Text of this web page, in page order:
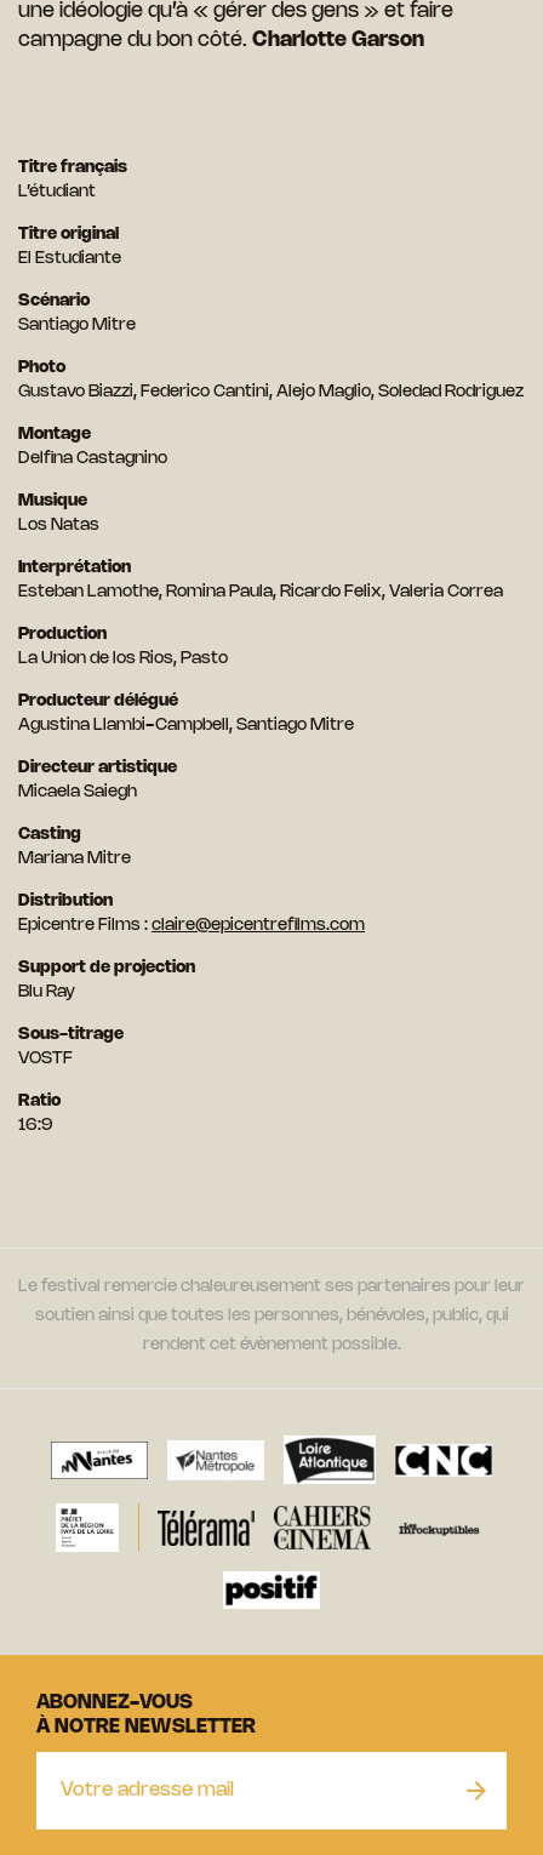
une idéologie qu’à « gérer des gens » et faire
campagne du bon côté. Charlotte Garson
Titre français
L’étudiant
Titre original
El Estudiante
Scénario
Santiago Mitre
Photo
Gustavo Biazzi, Federico Cantini, Alejo Maglio, Soledad Rodriguez
Montage
Delfina Castagnino
Musique
Los Natas
Interprétation
Esteban Lamothe, Romina Paula, Ricardo Felix, Valeria Correa
Production
La Union de los Rios, Pasto
Producteur délégué
Agustina Llambi-Campbell, Santiago Mitre
Directeur artistique
Micaela Saiegh
Casting
Mariana Mitre
Distribution
Epicentre Films : claire@epicentrefilms.com
Support de projection
Blu Ray
Sous-titrage
VOSTF
Ratio
16:9
Le festival remercie chaleureusement ses partenaires pour leur
soutien ainsi que toutes les personnes, bénévoles, public, qui
rendent cet évènement possible.
ABONNEZ-VOUS
À NOTRE NEWSLETTER